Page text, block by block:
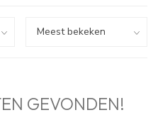
GEVONDEN!